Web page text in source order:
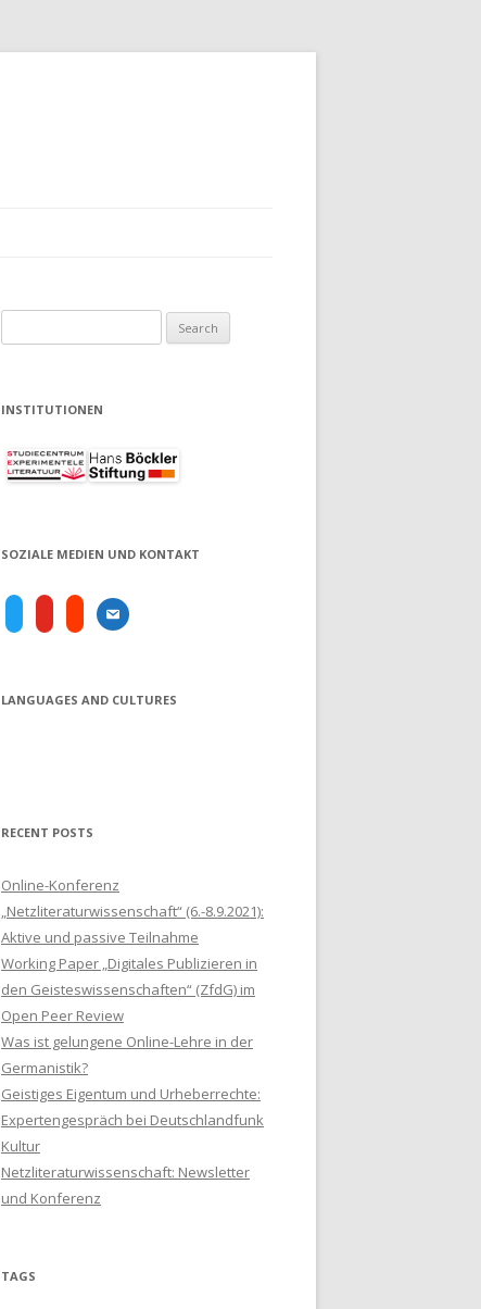
for:
INSTITUTIONEN
SOZIALE MEDIEN UND KONTAKT
soundcloud
email
LANGUAGES AND CULTURES
RECENT POSTS
Online-Konferenz
„Netzliteraturwissenschaft“ (6.-8.9.2021):
Aktive und passive Teilnahme
Working Paper „Digitales Publizieren in
den Geisteswissenschaften“ (ZfdG) im
Open Peer Review
Was ist gelungene Online-Lehre in der
Germanistik?
Geistiges Eigentum und Urheberrechte:
Expertengespräch bei Deutschlandfunk
Kultur
Netzliteraturwissenschaft: Newsletter
und Konferenz
TAGS